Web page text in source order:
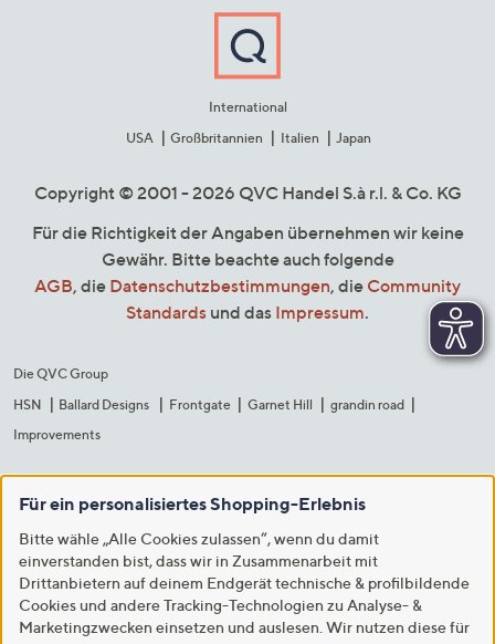
International
USA
Großbritannien Italien Japan
Copyright © 2001 - 2026 QVC Handel S.à r.l. & Co. KG
Für die Richtigkeit der Angaben übernehmen wir keine
Gewähr. Bitte beachte auch folgende
AGB, die Datenschutzbestimmungen, die Community
Standards und das Impressum.
Die QVC Group
HSN
Ballard Designs Frontgate Garnet Hill
grandin road
Improvements
Für ein personalisiertes Shopping-Erlebnis
Bitte wähle „Alle Cookies zulassen“, wenn du damit
einverstanden bist, dass wir in Zusammenarbeit mit
Drittanbietern auf deinem Endgerät technische & profilbildende
Cookies und andere Tracking-Technologien zu Analyse- &
Marketingzwecken einsetzen und auslesen. Wir nutzen diese für